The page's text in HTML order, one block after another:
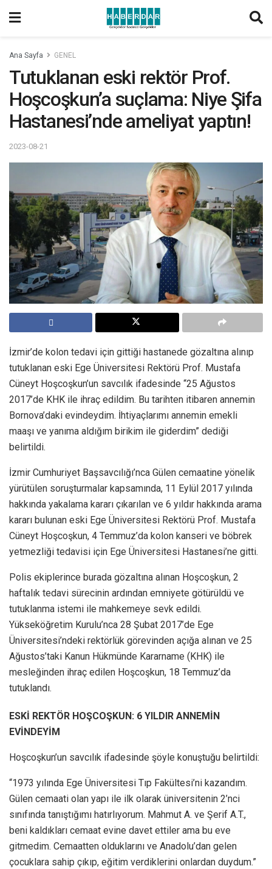
Ana Sayfa GENEL
Tutuklanan eski rektör Prof.
Hoşcoşkun’a suçlama: Niye Şifa
Hastanesi’nde ameliyat yaptın!
2023-08-21
İzmir’de kolon tedavi için gittiği hastanede gözaltına alınıp
tutuklanan eski Ege Üniversitesi Rektörü Prof. Mustafa
Cüneyt Hoşcoşkun’un savcılık ifadesinde “25 Ağustos
2017’de KHK ile ihraç edildim. Bu tarihten itibaren annemin
Bornova’daki evindeydim. İhtiyaçlarımı annemin emekli
maaşı ve yanıma aldığım birikim ile giderdim” dediği
belirtildi.
İzmir Cumhuriyet Başsavcılığı’nca Gülen cemaatine yönelik
yürütülen soruşturmalar kapsamında, 11 Eylül 2017 yılında
hakkında yakalama kararı çıkarılan ve 6 yıldır hakkında arama
kararı bulunan eski Ege Üniversitesi Rektörü Prof. Mustafa
Cüneyt Hoşcoşkun, 4 Temmuz’da kolon kanseri ve böbrek
yetmezliği tedavisi için Ege Üniversitesi Hastanesi’ne gitti.
Polis ekiplerince burada gözaltına alınan Hoşcoşkun, 2
haftalık tedavi sürecinin ardından emniyete götürüldü ve
tutuklanma istemi ile mahkemeye sevk edildi.
Yükseköğretim Kurulu’nca 28 Şubat 2017’de Ege
Üniversitesi’ndeki rektörlük görevinden açığa alınan ve 25
Ağustos’taki Kanun Hükmünde Kararname (KHK) ile
mesleğinden ihraç edilen Hoşcoşkun, 18 Temmuz’da
tutuklandı.
ESKİ REKTÖR HOŞCOŞKUN: 6 YILDIR ANNEMİN
EVİNDEYİM
Hoşcoşkun’un savcılık ifadesinde şöyle konuştuğu belirtildi:
“1973 yılında Ege Üniversitesi Tıp Fakültesi’ni kazandım.
Gülen cemaati olan yapı ile ilk olarak üniversitenin 2’nci
sınıfında tanıştığımı hatırlıyorum. Mahmut A. ve Şerif A.T.,
beni kaldıkları cemaat evine davet ettiler ama bu eve
gitmedim. Cemaatten olduklarını ve Anadolu’dan gelen
çocuklara sahip çıkıp, eğitim verdiklerini onlardan duydum.”